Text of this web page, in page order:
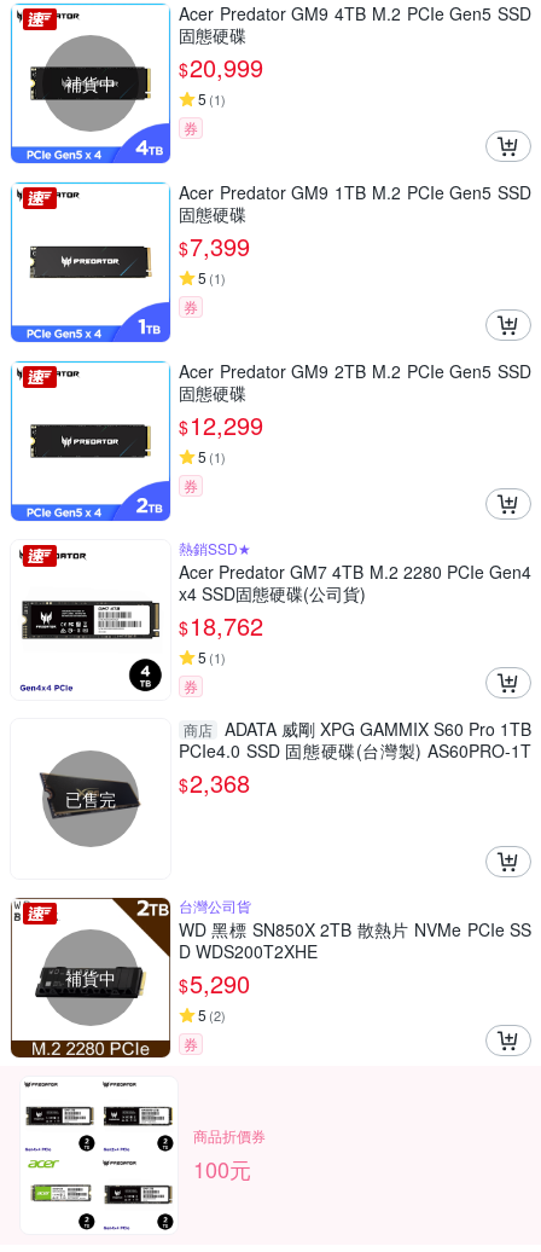
補貨中
Acer Predator GM9 4TB M.2 PCIe Gen5 SSD
固態硬碟
$20,999
5 (1)
券
Acer Predator GM9 1TB M.2 PCIe Gen5 SSD
固態硬碟
$7,399
5 (1)
券
Acer Predator GM9 2TB M.2 PCIe Gen5 SSD
固態硬碟
$12,299
5 (1)
券
熱銷SSD★
Acer Predator GM7 4TB M.2 2280 PCIe Gen4
x4 SSD固態硬碟(公司貨)
$18,762
5 (1)
券
已售完
商店 ADATA 威剛 XPG GAMMIX S60 Pro 1TB
PCIe4.0 SSD 固態硬碟(台灣製) AS60PRO-1T
CS
$2,368
補貨中
台灣公司貨
WD 黑標 SN850X 2TB 散熱片 NVMe PCIe SS
D WDS200T2XHE
$5,290
5 (2)
券
商品折價券
100元